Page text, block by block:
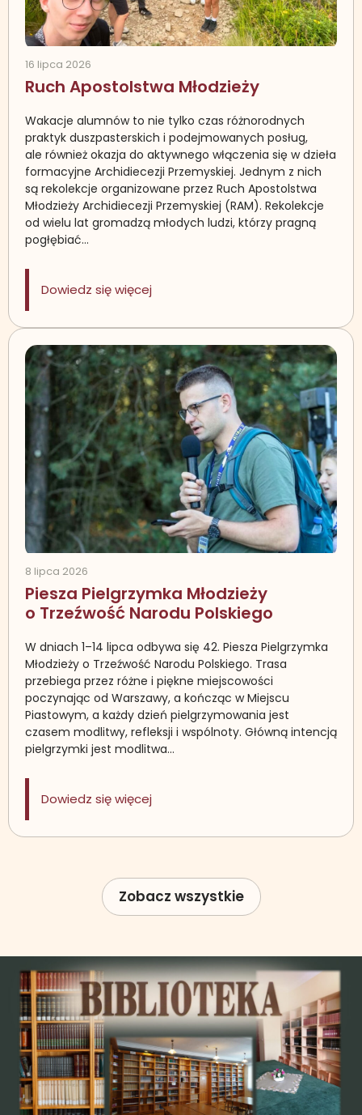
16 lipca 2026
Ruch Apostolstwa Młodzieży
Wakacje alumnów to nie tylko czas różnorodnych
praktyk duszpasterskich i podejmowanych posług,
ale również okazja do aktywnego włączenia się w dzieła
formacyjne Archidiecezji Przemyskiej. Jednym z nich
są rekolekcje organizowane przez Ruch Apostolstwa
Młodzieży Archidiecezji Przemyskiej (RAM). Rekolekcje
od wielu lat gromadzą młodych ludzi, którzy pragną
pogłębiać…
Dowiedz się więcej: Ruch Apostolstwa Młodzieży
8 lipca 2026
Piesza Pielgrzymka Młodzieży
o Trzeźwość Narodu Polskiego
W dniach 1–14 lipca odbywa się 42. Piesza Pielgrzymka
Młodzieży o Trzeźwość Narodu Polskiego. Trasa
przebiega przez różne i piękne miejscowości
poczynając od Warszawy, a kończąc w Miejscu
Piastowym, a każdy dzień pielgrzymowania jest
czasem modlitwy, refleksji i wspólnoty. Główną intencją
pielgrzymki jest modlitwa…
Dowiedz się więcej: Piesza Pielgrzymka Młodzieży o
Zobacz wszystkie